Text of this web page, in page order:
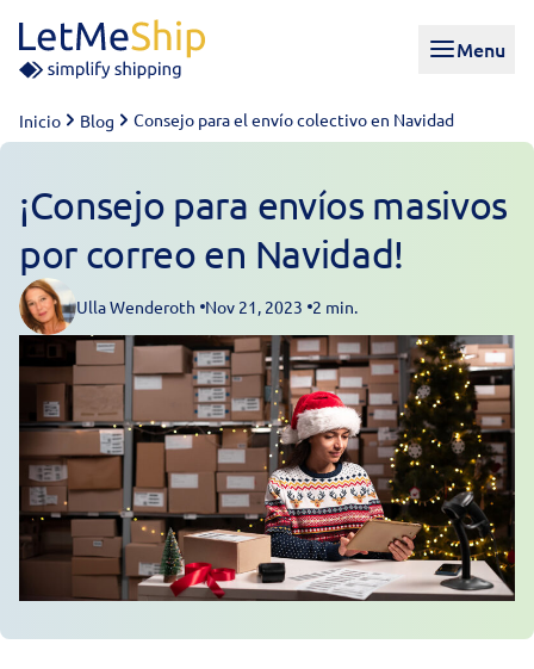
Menu
Inicio Blog Consejo para el envío colectivo en Navidad
¡Consejo para envíos masivos
por correo en Navidad!
Posted by
Ulla Wenderoth Nov 21, 2023 2 min.